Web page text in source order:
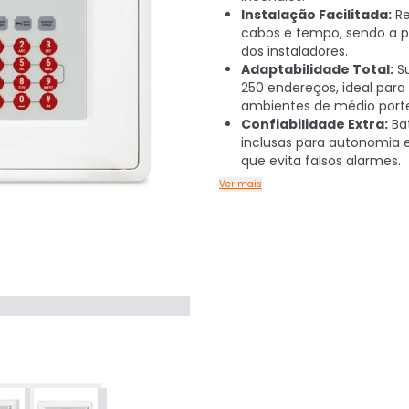
Instalação Facilitada:
cabos e tempo, sendo a
dos instaladores.
Adaptabilidade Total:
250 endereços, ideal para
ambientes de médio
Confiabilidade Extra:
inclusas para autonomia
que evita falsos alarmes.
Ver mais